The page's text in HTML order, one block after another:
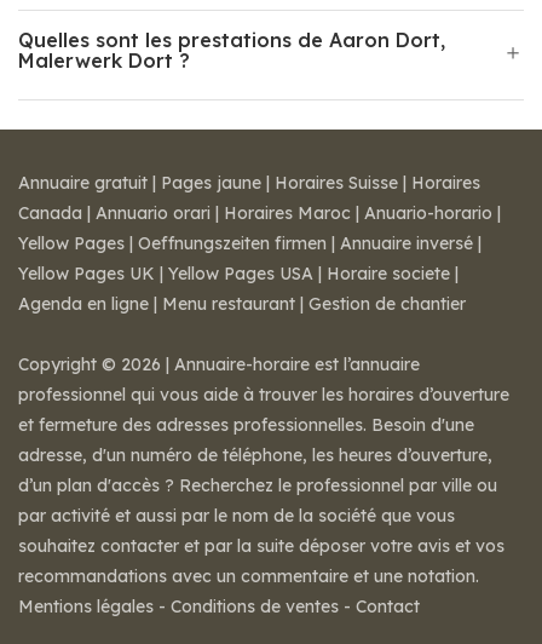
Quelles sont les prestations de Aaron Dort,
Malerwerk Dort ?
Annuaire gratuit | Pages jaune | Horaires Suisse | Horaires
Canada | Annuario orari | Horaires Maroc | Anuario-horario |
Yellow Pages | Oeffnungszeiten firmen | Annuaire inversé |
Yellow Pages UK | Yellow Pages USA | Horaire societe |
Agenda en ligne | Menu restaurant | Gestion de chantier
Copyright © 2026 | Annuaire-horaire est l’annuaire
professionnel qui vous aide à trouver les horaires d’ouverture
et fermeture des adresses professionnelles. Besoin d'une
adresse, d'un numéro de téléphone, les heures d’ouverture,
d’un plan d'accès ? Recherchez le professionnel par ville ou
par activité et aussi par le nom de la société que vous
souhaitez contacter et par la suite déposer votre avis et vos
recommandations avec un commentaire et une notation.
Mentions légales - Conditions de ventes - Contact